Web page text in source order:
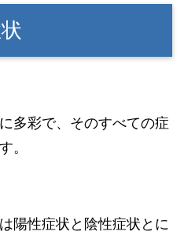
多彩で、そのすべての症
。
陽性症状と陰性症状とに